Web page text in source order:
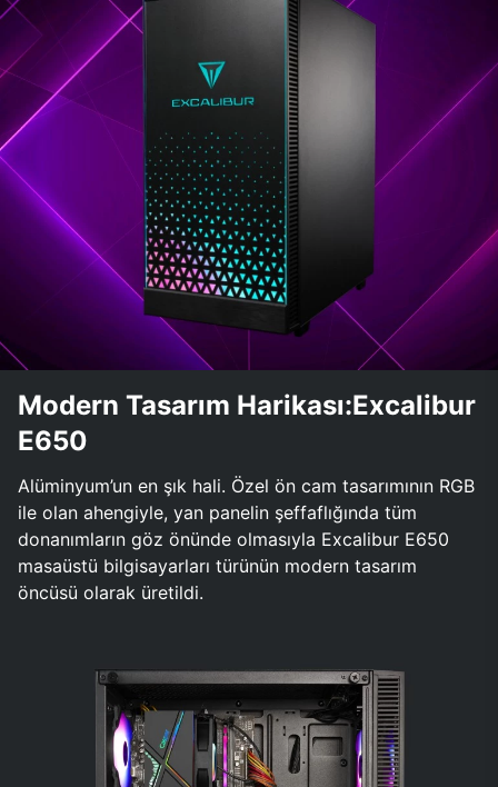
Modern Tasarım Harikası:Excalibur
E650
Alüminyum’un en şık hali. Özel ön cam tasarımının RGB
ile olan ahengiyle, yan panelin şeffaflığında tüm
donanımların göz önünde olmasıyla Excalibur E650
masaüstü bilgisayarları türünün modern tasarım
öncüsü olarak üretildi.